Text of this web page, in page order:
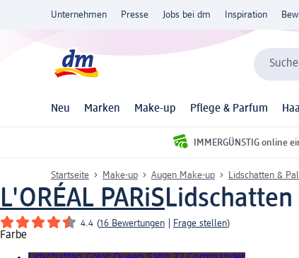
Unternehmen Presse Jobs bei dm Inspiration
Neu Marken Make-up Pflege & Parfum
IMMERGÜNSTIG online
Startseite Make-up Augen Make-up Lidschatten &
L'ORÉAL PARiS
4.4 (16 Bewertungen Frage stellen)
Farbe